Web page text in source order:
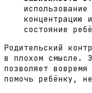
концентрацию
состояние
Родительский
в плохом смысле.
позволяет
помочь ребёнку,